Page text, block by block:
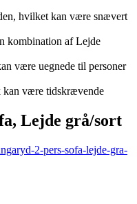
hvilket kan være snævert
kombination af Lejde
være uegnede til personer
kan være tidskrævende
Lejde grå/sort
2-pers-sofa-lejde-gra-